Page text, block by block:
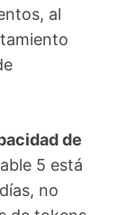
al
de
5 está
no